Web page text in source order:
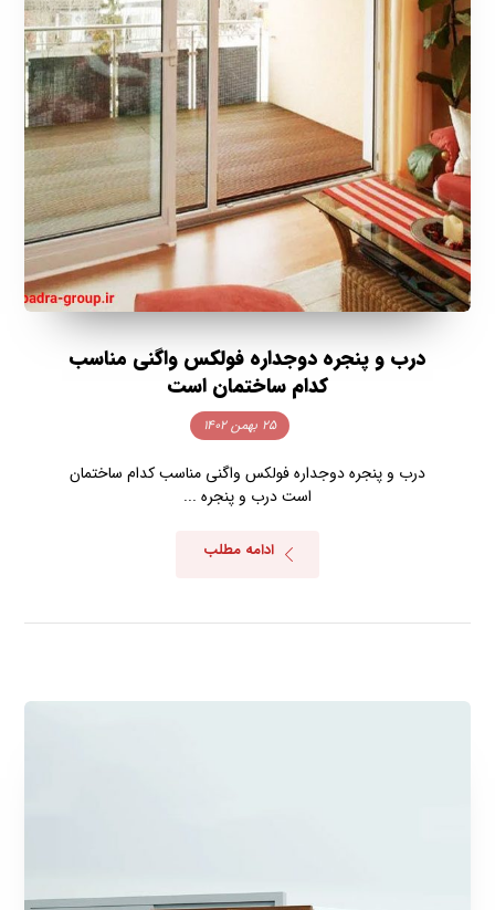
درب و پنجره دوجداره فولکس واگنی مناسب
کدام ساختمان است
۲۵ بهمن ۱۴۰۲
درب و پنجره دوجداره فولکس واگنی مناسب کدام ساختمان
است درب و پنجره ...
ادامه مطلب